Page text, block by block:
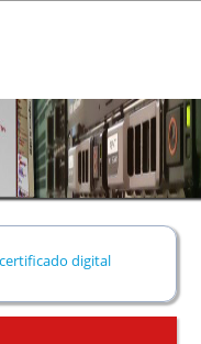
digital